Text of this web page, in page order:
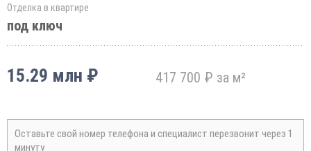
Отделка в квартире
под ключ
15.29 млн ₽ 417 700 ₽ за м²
Оставьте свой номер телефона и специалист перезвонит через 1
минуту